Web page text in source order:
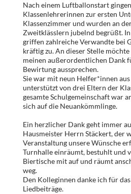
Nach einem Luftballonstart
Klassenlehrerinnen zur ersten
Klassenzimmer und wurden an
Zweitklässlern jubelnd begrüßt.
griffen zahlreiche Verwandte bei
kräftig zu. An dieser Stelle
meinen außerordentlichen Dank
Bewirtung aussprechen.
Sie war mit neun Helfer*innen
unterstützt von drei Eltern der
gesamte Schulgemeinschaft war
sich auf die Neuankömmlinge.
Ein herzlicher Dank geht immer
Hausmeister Herrn Stäckert, der
Veranstaltung unsere Wünsche
Turnhalle einräumt, bestuhlt und
Biertische mit auf und räumt
weg.
Den Kolleginnen danke ich für
Liedbeiträge.